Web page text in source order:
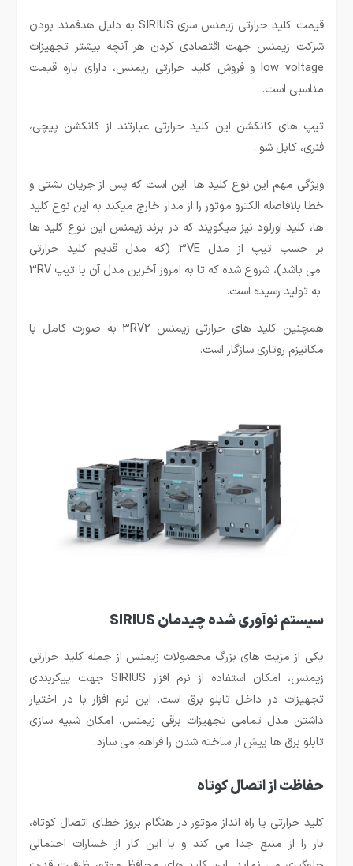
قیمت کلید حرارتی زیمنس سری SIRIUS به دلیل هدفمند بودن
شرکت زیمنس جهت اقتصادی کردن هر آنچه بیشتر تجهیزات
low voltage و فروش کلید حرارتی زیمنس، دارای بازه قیمت
مناسبی است.
تیپ های کانکشن این کلید حرارتی عبارتند از کانکشن پیچی،
فنری، کابل شو .
ویژگی مهم این نوع کلید ها این است که پس از جریان نشتی و
خطا بلافاصله الکترو موتور را از مدار خارج میکند به این نوع کلید
ها، کلید اورلود نیز میگویند که در برند زیمنس این نوع کلید ها
بر حسب تیپ از مدل 3VE (که مدل قدیم کلید حرارتی
می باشد)، شروع شده که تا به امروز آخرین مدل آن با تیپ 3RV
به تولید رسیده است.
همچنین کلید های حرارتی زیمنس 3RV2 به صورت کامل با
مکانیزم روتاری سازگار است.
سیستم نوآوری شده چیدمان SIRIUS
یکی از مزیت های بزرگ محصولات زیمنس از جمله کلید حرارتی
زیمنس، امکان استفاده از نرم افزار SIRIUS جهت پیکربندی
تجهیزات در داخل تابلو برق است. این نرم افزار با در اختیار
داشتن مدل تمامی تجهیزات برقی زیمنس، امکان شبیه سازی
تابلو برق ها پیش از ساخته شدن را فراهم می سازد.
حفاظت از اتصال کوتاه
کلید حرارتی یا راه انداز موتور در هنگام بروز خطای اتصال کوتاه،
بار را از منبع جدا می کند و با این کار از خسارات احتمالی